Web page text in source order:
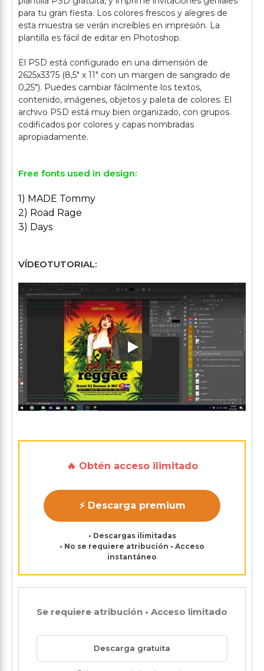
para tu gran fiesta. Los colores frescos y alegres de
esta muestra se verán increíbles en impresión. La
plantilla es fácil de editar en Photoshop.
El PSD está configurado en una dimensión de
2625x3375 (8,5" x 11" con un margen de sangrado de
0,25"). Puedes cambiar fácilmente los textos,
contenido, imágenes, objetos y paleta de colores. El
archivo PSD está muy bien organizado, con grupos
codificados por colores y capas nombradas
Free fonts used in design:
1) MADE Tommy
2) Road Rage
3) Days
VÍDEOTUTORIAL:
Play: Keynote (Google I/O
🔥 Obtén acceso ilimitado
⚡ Descarga premium
• Descargas ilimitadas
• No se requiere atribución • Acceso
instantáneo
Se requiere atribución • Acceso limitado
Descarga gratuita